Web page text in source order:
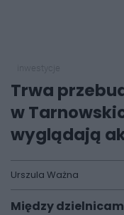
Trwa
w
wyglądają
Urszula Ważna
Między